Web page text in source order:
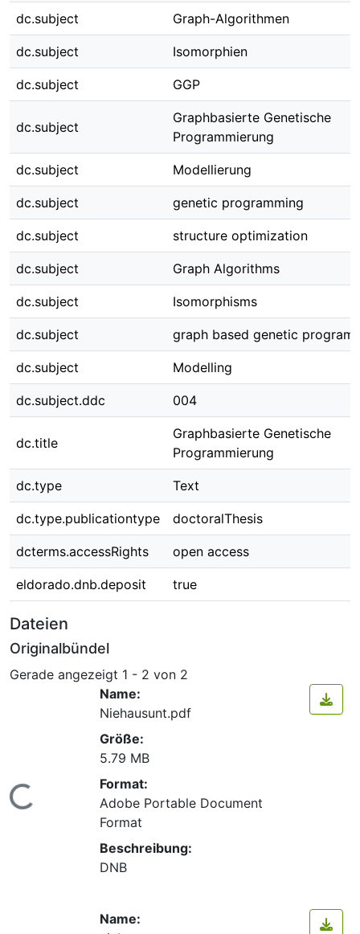
dc.subject Graph-Algorithmen
dc.subject Isomorphien
dc.subject GGP
dc.subject
Graphbasierte Genetische
Programmierung
dc.subject Modellierung
dc.subject genetic programming
dc.subject structure optimization
dc.subject Graph Algorithms
dc.subject Isomorphisms
dc.subject graph based genetic
dc.subject Modelling
dc.subject.ddc 004
dc.title
Graphbasierte Genetische
Programmierung
dc.type Text
dc.type.publicationtype doctoralThesis
dcterms.accessRights open access
eldorado.dnb.deposit true
Dateien
Originalbündel
Gerade angezeigt 1 - 2 von 2
Lade...
Name:
Niehausunt.pdf
Größe:
5.79 MB
Format:
Adobe Portable Document
Format
Beschreibung:
DNB
Name: